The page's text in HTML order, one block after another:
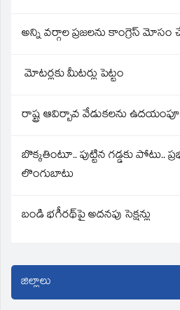
అన్ని వర్గాల ప్రజలను కాంగ్రెస్ మోసం
మోటర్లకు మీటర్లు పెట్టం
రాష్ట్ర ఆవిర్బావ వేడుకలను
బొక్కతింటూ.. పుట్టిన గడ్డకు పోటు..
లొంగుబాటు
బండి భగీరథ్‌పై అదనపు సెక్షన్లు